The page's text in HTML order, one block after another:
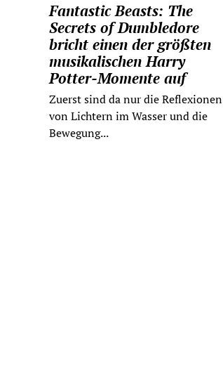
Fantastic Beasts: The
Secrets of Dumbledore
bricht einen der größten
musikalischen Harry
Potter-Momente auf
Zuerst sind da nur die Reflexionen
von Lichtern im Wasser und die
Bewegung...